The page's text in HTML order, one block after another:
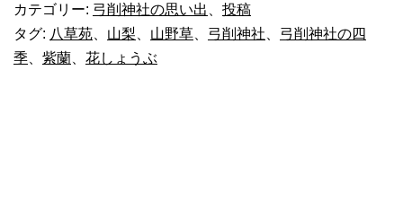
社
カテゴリー: 弓削神社の思い出
投稿
タグ: 八草苑 山梨 山野草 弓削神社
弓削神社の四
季
紫蘭 花しょうぶ